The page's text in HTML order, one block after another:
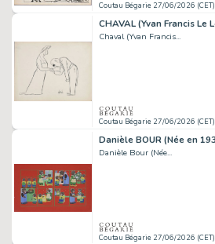
Coutau Bégarie 27/06/2026 (CET)
Chaval (Yvan Francis...
Coutau Bégarie 27/06/2026 (CET)
Danièle Bour (Née...
Coutau Bégarie 27/06/2026 (CET)